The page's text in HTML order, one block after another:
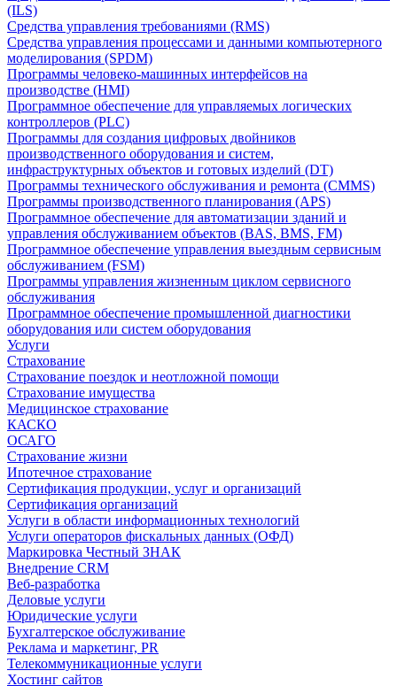
(ILS)
Средства управления требованиями (RMS)
Средства управления процессами и данными компьютерного
моделирования (SPDM)
Программы человеко-машинных интерфейсов на
производстве (HMI)
Программное обеспечение для управляемых логических
контроллеров (PLC)
Программы для создания цифровых двойников
производственного оборудования и систем,
инфраструктурных объектов и готовых изделий (DT)
Программы технического обслуживания и ремонта (CMMS)
Программы производственного планирования (APS)
Программное обеспечение для автоматизации зданий и
управления обслуживанием объектов (BAS, BMS, FM)
Программное обеспечение управления выездным сервисным
обслуживанием (FSM)
Программы управления жизненным циклом сервисного
обслуживания
Программное обеспечение промышленной диагностики
оборудования или систем оборудования
Услуги
Страхование
Страхование поездок и неотложной помощи
Страхование имущества
Медицинское страхование
КАСКО
ОСАГО
Страхование жизни
Ипотечное страхование
Сертификация продукции, услуг и организаций
Сертификация организаций
Услуги в области информационных технологий
Услуги операторов фискальных данных (ОФД)
Маркировка Честный ЗНАК
Внедрение CRM
Веб-разработка
Деловые услуги
Юридические услуги
Бухгалтерское обслуживание
Реклама и маркетинг, PR
Телекоммуникационные услуги
Хостинг сайтов